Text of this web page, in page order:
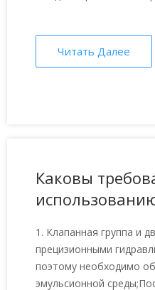
Читать Далее
Каковы
цепи?
1. Клапанная группа и
прецизионными
поэтому необходимо
эмульсионной